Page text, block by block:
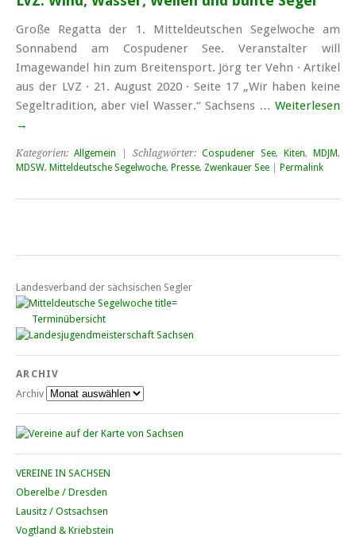
Große Regatta der 1. Mitteldeutschen Segelwoche am
Sonnabend am Cospudener See. Veranstalter will
Imagewandel hin zum Breitensport. Jörg ter Vehn · Artikel
aus der LVZ · 21. August 2020 · Seite 17 „Wir haben keine
Segel­tradition, aber viel Wasser.“ Sachsens … Weiterlesen
→
Kategorien: Allgemein | Schlagwörter: Cospudener See, Kiten, MDJM,
MDSW, Mitteldeutsche Segelwoche, Presse, Zwenkauer See Permalink
Landesverband der sächsischen Segler
Terminübersicht
ARCHIV
Archiv
VEREINE IN SACHSEN
Oberelbe / Dresden
Lausitz / Ostsachsen
Vogtland & Kriebstein